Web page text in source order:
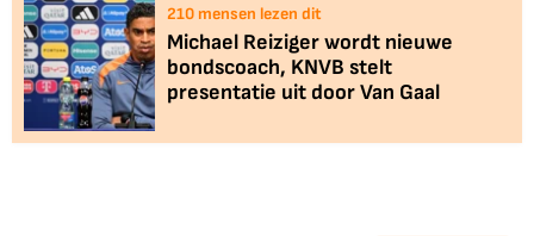
210mensen lezen dit
Michael Reiziger wordt nieuwe
bondscoach, KNVB stelt
presentatie uit door Van Gaal